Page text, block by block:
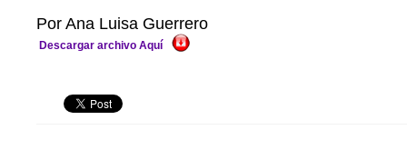
Por Ana Luisa Guerrero
Descargar archivo Aquí